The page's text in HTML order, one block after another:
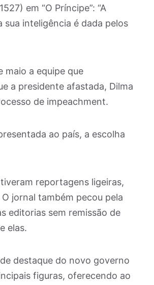
em “O Príncipe”: “A
inteligência é dada pelos
maio a equipe que
a presidente afastada, Dilma
de impeachment.
ao país, a escolha
reportagens ligeiras,
jornal também pecou pela
editorias sem remissão de
elas.
destaque do novo governo
figuras, oferecendo ao